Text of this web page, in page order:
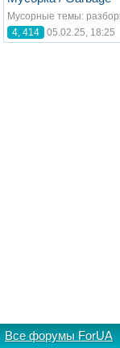
Мусорные темы:
4, 414
05.02.25, 18:25
Все форумы ForUA